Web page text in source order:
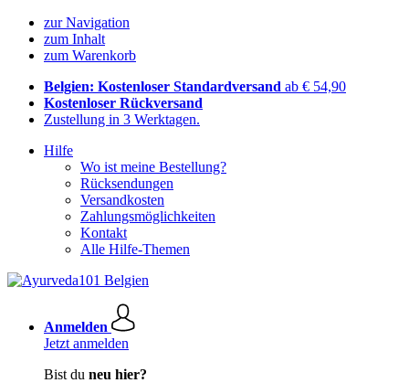
zur Navigation
zum Inhalt
zum Warenkorb
Belgien: Kostenloser Standardversand ab € 54,90
Kostenloser Rückversand
Zustellung in 3 Werktagen.
Hilfe
Wo ist meine Bestellung?
Rücksendungen
Versandkosten
Zahlungsmöglichkeiten
Kontakt
Alle Hilfe-Themen
Anmelden
Jetzt anmelden
Bist du neu hier?